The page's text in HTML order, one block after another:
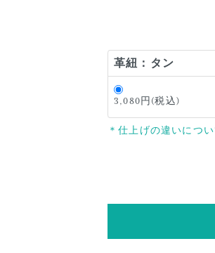
革紐：タン
3,080円(税込)
＊仕上げの違いについ